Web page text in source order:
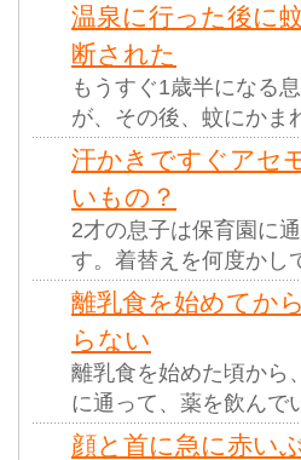
温泉に行った後に
断された
もうすぐ1歳半になる
が、その後、蚊にか
汗かきですぐアセ
いもの？
2才の息子は保育園に
す。着替えを何度かし
離乳食を始めてか
らない
離乳食を始めた頃から
に通って、薬を飲ん
顔と首に急に赤い